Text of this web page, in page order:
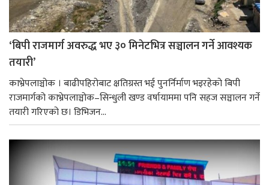
‘बिपी राजमार्ग अवरुद्ध भए ३० मिनेटभित्र सञ्चालन गर्ने आवश्यक
तयारी’
काभ्रेपलाञ्चोक । बाढीपहिरोबाट क्षतिग्रस्त भई पुनर्निर्माण भइरहेको बिपी
राजमार्गको काभ्रेपलाञ्चोक–सिन्धुली खण्ड वर्षायाममा पनि सहज सञ्चालन गर्ने
तयारी गरिएको छ। डिभिजन...